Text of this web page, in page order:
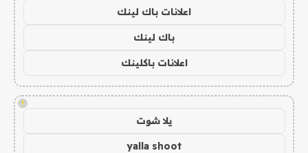
اعلانات باك لينك
باك لينك
اعلانات باكلينك
!
يلا شوت
yalla shoot